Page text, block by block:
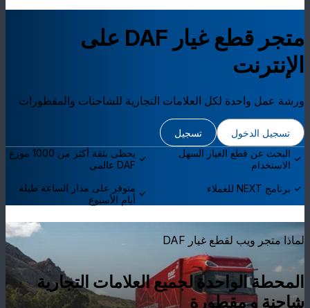
متجر قطع غيار DAF على
الإنترنت
ورشة عمل واحدة لكل العلامات التجارية للشاحنات والمقطورات
تسجيل الدخول
تسجيل
البحث عن قطع الغيار السهل
الاستخدام
يحظى بثقة أكثر من 1000 موزع
DAF عالمي
برنامج NEXT للعملاء
متوفر على مدار الساعة طيلة
أيام الأسبوع
لماذا متجر ويب لقطع غيار DAF
المحطة الواحدة لجميع العلامات التجارية
شاحنة و مقطورة